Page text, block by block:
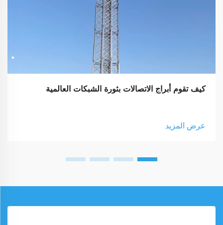
كيف تقوم أبراج الاتصالات بثورة الشبكات العالمية
عرض المزيد